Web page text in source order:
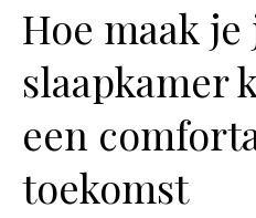
Hoe maak je
slaapkamer
een
toekomst